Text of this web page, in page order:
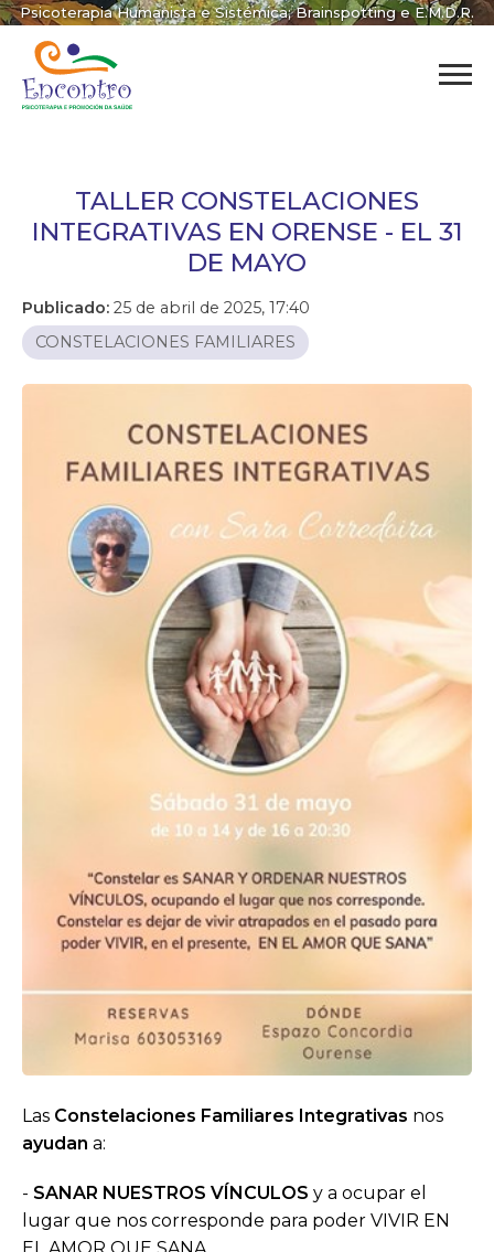
Psicoterapia Humanista e Sistémica; Brainspotting e E.M.D.R.
TALLER CONSTELACIONES
INTEGRATIVAS EN ORENSE - EL 31
DE MAYO
Publicado: 25 de abril de 2025, 17:40
CONSTELACIONES FAMILIARES
Las Constelaciones Familiares Integrativas nos
ayudan a:
- SANAR NUESTROS VÍNCULOS y a ocupar el
lugar que nos corresponde para poder VIVIR EN